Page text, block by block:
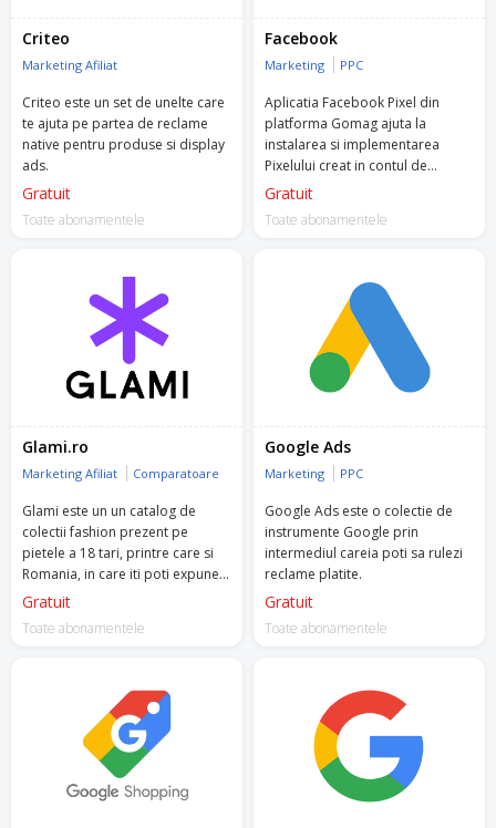
Criteo
Marketing Afiliat
Criteo este un set de unelte care
te ajuta pe partea de reclame
native pentru produse si display
ads.
Gratuit
Toate abonamentele
Facebook
Marketing PPC
Aplicatia Facebook Pixel din
platforma Gomag ajuta la
instalarea si implementarea
Pixelului creat in contul de
Facebook Business Manager.
Gratuit
Toate abonamentele
Glami.ro
Marketing Afiliat Comparatoare
Glami este un un catalog de
colectii fashion prezent pe
pietele a 18 tari, printre care si
Romania, in care iti poti expune
produse din propriul magazin
Gratuit
Toate abonamentele
Google Ads
Marketing PPC
Google Ads este o colectie de
instrumente Google prin
intermediul careia poti sa rulezi
reclame platite.
Gratuit
Toate abonamentele